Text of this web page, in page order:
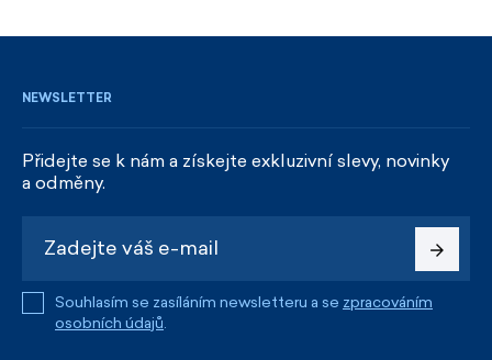
NEWSLETTER
Přidejte se k nám a získejte exkluzivní slevy, novinky
a odměny.
Souhlasím se zasíláním newsletteru a se zpracováním
osobních údajů.